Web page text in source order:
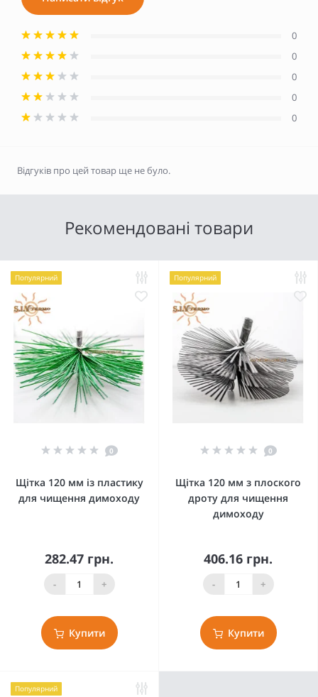
0
0
0
0
0
Відгуків про цей товар ще не було.
Рекомендовані товари
Популярний
0
Щітка 120 мм із пластику
для чищення димоходу
282.47 грн.
- +
Купити
Популярний
0
Щітка 120 мм з плоского
дроту для чищення
димоходу
406.16 грн.
- +
Купити
Популярний